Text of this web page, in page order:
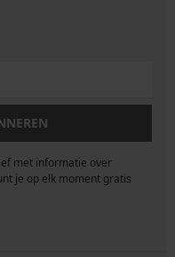
met informatie over
je op elk moment gratis